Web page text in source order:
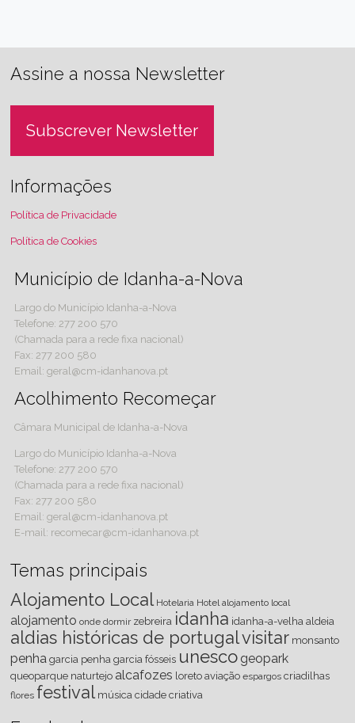
Assine a nossa Newsletter
Subscrever Newsletter
Informações
Política de Privacidade
Política de Cookies
Município de Idanha-a-Nova
Largo do Município Idanha-a-Nova
Telefone: 277 200 570
(Chamada para a rede fixa nacional)
Fax: 277 200 580
Email: geral@cm-idanhanova.pt
Acolhimento Recomeçar
Câmara Municipal de Idanha-a-Nova
Largo do Município Idanha-a-Nova
Telefone: 277 200 570
(Chamada para a rede fixa nacional)
Fax: 277 200 580
Email: geral@cm-idanhanova.pt
E-mail: recomecar@cm-idanhanova.pt
Temas principais
Alojamento Local Hotelaria Hotel alojamento local
alojamento onde dormir zebreira idanha idanha-a-velha aldeia
aldias históricas de portugalvisitar monsanto
penha garcia penha garcia fósseis unesco geopark
queoparque naturtejo alcafozes loreto aviação espargos criadilhas
flores festival música cidade criativa